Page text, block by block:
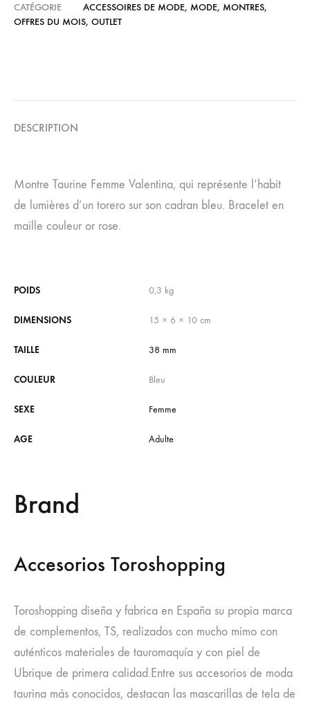
CATÉGORIE
ACCESSOIRES DE MODE, MODE, MONTRES,
OFFRES DU MOIS, OUTLET
DESCRIPTION
Montre Taurine Femme Valentina, qui représente l’habit
de lumières d’un torero sur son cadran bleu. Bracelet en
maille couleur or rose.
POIDS 0,3 kg
DIMENSIONS 15 × 6 × 10 cm
TAILLE 38 mm
COULEUR Bleu
SEXE Femme
AGE Adulte
Brand
Accesorios Toroshopping
Toroshopping diseña y fabrica en España su propia marca
de complementos, TS, realizados con mucho mimo con
auténticos materiales de tauromaquía y con piel de
Ubrique de primera calidad.Entre sus accesorios de moda
taurina más conocidos, destacan las mascarillas de tela de